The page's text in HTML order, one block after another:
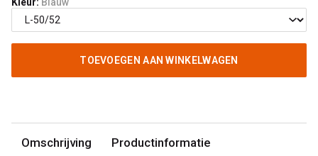
Kleur: Blauw
TOEVOEGEN AAN WINKELWAGEN
Omschrijving Productinformatie